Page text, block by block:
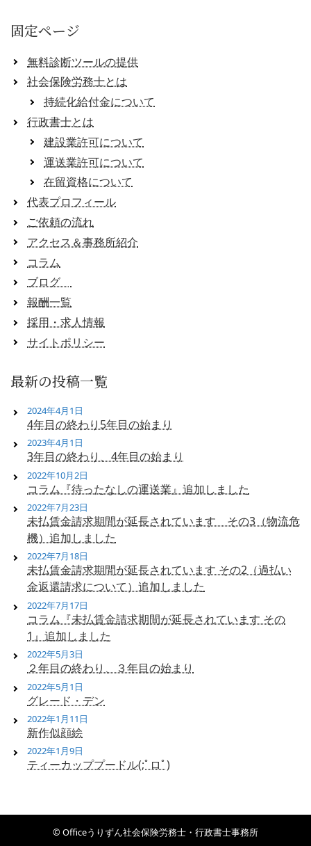
固定ページ
無料診断ツールの提供
社会保険労務士とは
持続化給付金について
行政書士とは
建設業許可について
運送業許可について
在留資格について
代表プロフィール
ご依頼の流れ
アクセス＆事務所紹介
コラム
ブログ
報酬一覧
採用・求人情報
サイトポリシー
最新の投稿一覧
4年目の終わり5年目の始まり
2024年4月1日
3年目の終わり、4年目の始まり
2023年4月1日
コラム『待ったなしの運送業』追加しました
2022年10月2日
未払賃金請求期間が延長されています その3（物流危
機）追加しました
2022年7月23日
未払賃金請求期間が延長されています その2（過払い
金返還請求について）追加しました
2022年7月18日
コラム『未払賃金請求期間が延長されています その
1』追加しました
2022年7月17日
２年目の終わり、３年目の始まり
2022年5月3日
グレード・デン
2022年5月1日
新作似顔絵
2022年1月11日
ティーカッププードル(;ﾟロﾟ)
2022年1月9日
© Officeうりずん社会保険労務士・行政書士事務所